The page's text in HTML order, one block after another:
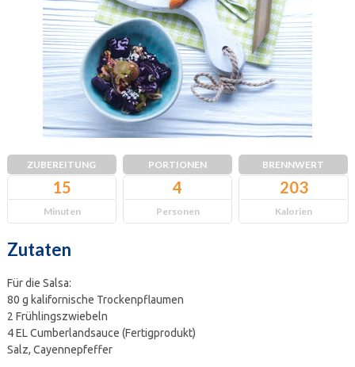
ZUBEREITUNG
15
Minuten
PORTIONEN
4
Personen
BRENNWERT
203
Kalorien
Zutaten
Für die Salsa:
80 g kalifornische Trockenpflaumen
2 Frühlingszwiebeln
4 EL Cumberlandsauce (Fertigprodukt)
Salz, Cayennepfeffer